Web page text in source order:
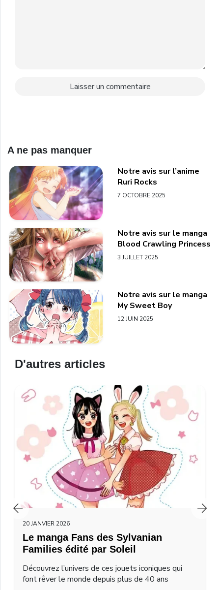
A ne pas manquer
Notre avis sur l’anime
Ruri Rocks
7 OCTOBRE 2025
Notre avis sur le manga
Blood Crawling Princess
3 JUILLET 2025
Notre avis sur le manga
My Sweet Boy
12 JUIN 2025
D'autres articles
20 JANVIER 2026
Le manga Fans des Sylvanian
Families édité par Soleil
Découvrez l’univers de ces jouets iconiques qui
font rêver le monde depuis plus de 40 ans